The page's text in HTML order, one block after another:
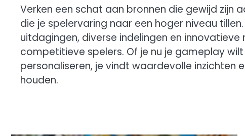
Verken een schat aan bronnen die gewijd
die je spelervaring naar een hoger niveau
uitdagingen, diverse indelingen en
competitieve spelers. Of je nu je gameplay
personaliseren, je vindt waardevolle inzichten
houden.